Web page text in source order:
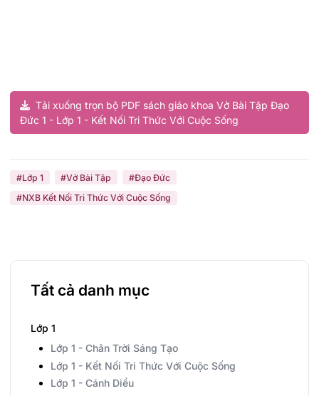
Tải xuống trọn bộ PDF sách giáo khoa Vở Bài Tập Đạo
Đức 1 - Lớp 1 - Kết Nối Tri Thức Với Cuộc Sống
#Lớp 1 #Vở Bài Tập
#Đạo Đức
#NXB Kết Nối Tri Thức Với Cuộc Sống
Tất cả danh mục
Lớp 1
Lớp 1 - Chân Trời Sáng Tạo
Lớp 1 - Kết Nối Tri Thức Với Cuộc Sống
Lớp 1 - Cánh Diều